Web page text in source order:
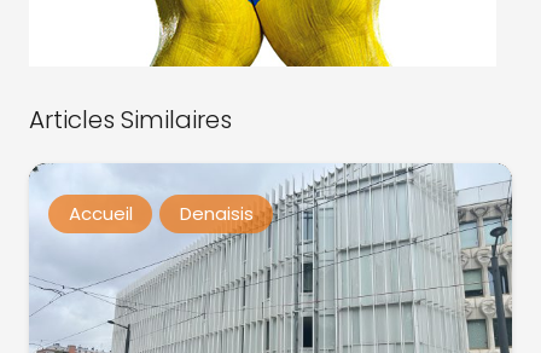
Articles Similaires
Accueil Denaisis